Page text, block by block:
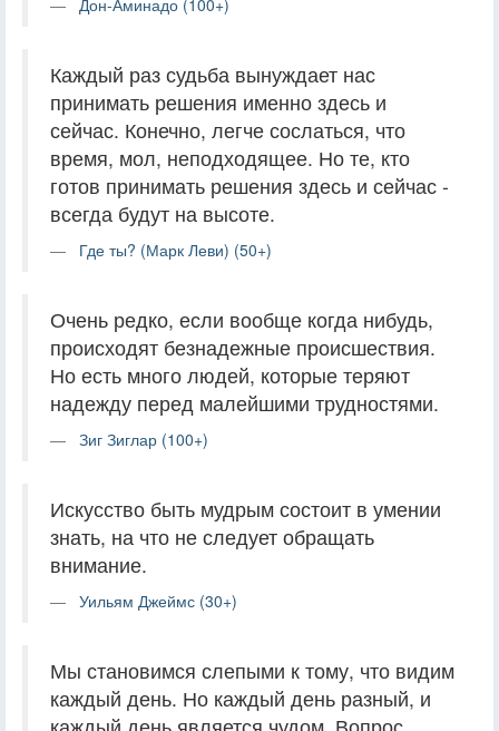
Каждый раз судьба вынуждает нас
принимать решения именно здесь и
сейчас. Конечно, легче сослаться, что
время, мол, неподходящее. Но те, кто
готов принимать решения здесь и сейчас -
всегда будут на высоте.
Где ты? (Марк Леви) (50+)
Очень редко, если вообще когда нибудь,
происходят безнадежные происшествия.
Но есть много людей, которые теряют
надежду перед малейшими трудностями.
Зиг Зиглар (100+)
Искусство быть мудрым состоит в умении
знать, на что не следует обращать
внимание.
Уильям Джеймс (30+)
Мы становимся слепыми к тому, что видим
каждый день. Но каждый день разный, и